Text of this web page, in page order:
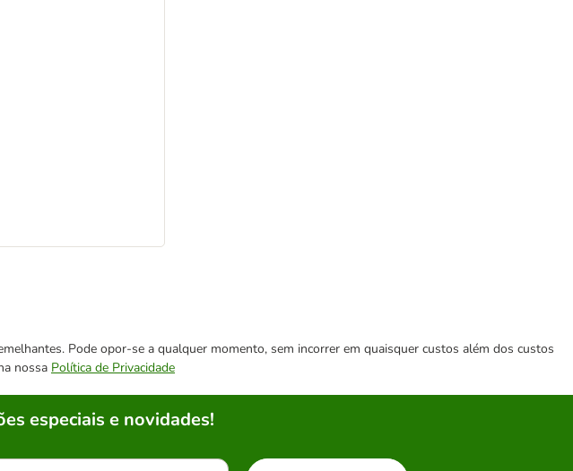
Pode opor-se a qualquer momento, sem incorrer em quaisquer custos além dos custos
nossa Política de Privacidade
especiais e novidades!